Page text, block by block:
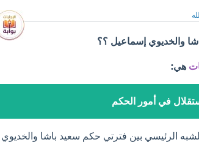
والخديوي إسماعيل ؟؟
هي:
في أمور الحكم
الرئيسي بين فترتي حكم سعيد باشا والخديوي